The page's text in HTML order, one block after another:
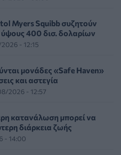
με τα νέα
- 19:49
η διατροφή πρέπει να
διαιτολόγο
στους πυρόπληκτους της
ΕΕΣ
18:34
Myers Squibb συζητούν
400 δισ. δολαρίων
- 12:15
μονάδες «Safe Haven»
και αστεγία
2026 - 12:57
κατανάλωση μπορεί να
διάρκεια ζωής
- 14:00